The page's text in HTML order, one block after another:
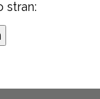
stran: